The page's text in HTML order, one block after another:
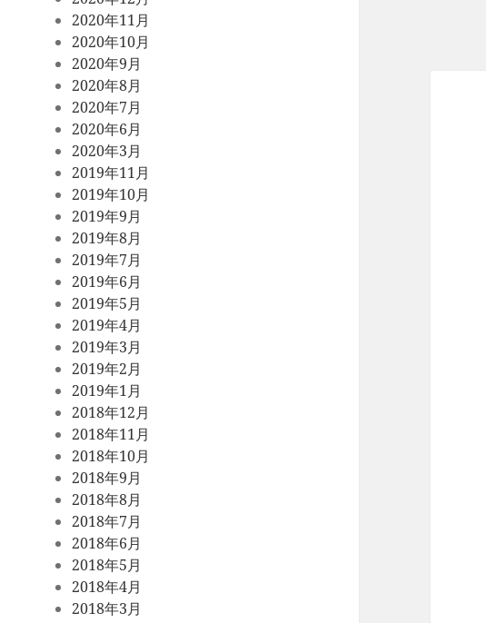
2020年11月
2020年10月
2020年9月
2020年8月
2020年7月
2020年6月
2020年3月
2019年11月
2019年10月
2019年9月
2019年8月
2019年7月
2019年6月
2019年5月
2019年4月
2019年3月
2019年2月
2019年1月
2018年12月
2018年11月
2018年10月
2018年9月
2018年8月
2018年7月
2018年6月
2018年5月
2018年4月
2018年3月